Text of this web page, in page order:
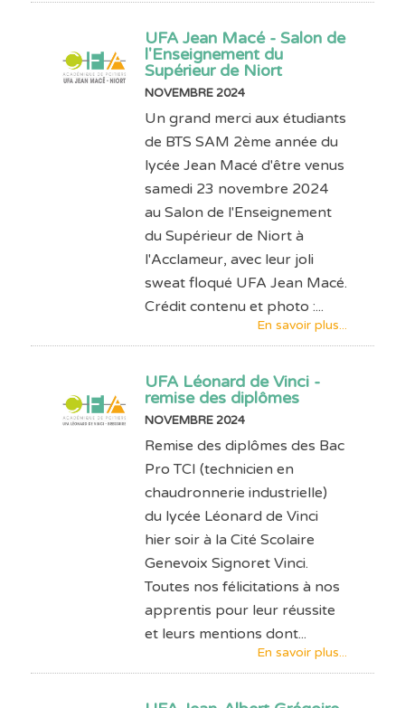
UFA Jean Macé - Salon de
l'Enseignement du
Supérieur de Niort
NOVEMBRE 2024
Un grand merci aux étudiants
de BTS SAM 2ème année du
lycée Jean Macé d'être venus
samedi 23 novembre 2024
au Salon de l'Enseignement
du Supérieur de Niort à
l'Acclameur, avec leur joli
sweat floqué UFA Jean Macé.
Crédit contenu et photo :...
En savoir plus...
UFA Léonard de Vinci -
remise des diplômes
NOVEMBRE 2024
Remise des diplômes des Bac
Pro TCI (technicien en
chaudronnerie industrielle)
du lycée Léonard de Vinci
hier soir à la Cité Scolaire
Genevoix Signoret Vinci.
Toutes nos félicitations à nos
apprentis pour leur réussite
et leurs mentions dont...
En savoir plus...